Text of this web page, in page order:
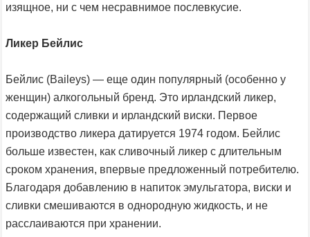
изящное, ни с чем несравнимое послевкусие.
Ликер Бейлис
Бейлис (Baileys) — еще один популярный (особенно у
женщин) алкогольный бренд. Это ирландский ликер,
содержащий сливки и ирландский виски. Первое
производство ликера датируется 1974 годом. Бейлис
больше известен, как сливочный ликер с длительным
сроком хранения, впервые предложенный потребителю.
Благодаря добавлению в напиток эмульгатора, виски и
сливки смешиваются в однородную жидкость, и не
расслаиваются при хранении.